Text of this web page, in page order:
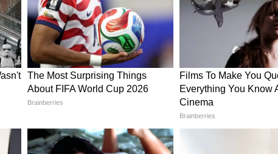
रहे थे 25 कमरे; बेसमेंट में भी बिछा था मौत का जाल
खेल खेला गया, वह बेहद चौंकाने वाला है। दिल्ली सरकार की 'बेड
तहत इस इमारत को सिर्फ 6 कमरे संचालित करने की कानूनी
की हद पार करते हुए बजाज इसे 25 कमरों वाले एक बड़े होटल
हो गई जब सुरक्षा मानकों को ताक पर रखकर बेसमेंट (तहखाने)
अब इस बात की तफ्तीश कर रही है कि बिना मंजूरी के इमारत
तान दी गई थीं।